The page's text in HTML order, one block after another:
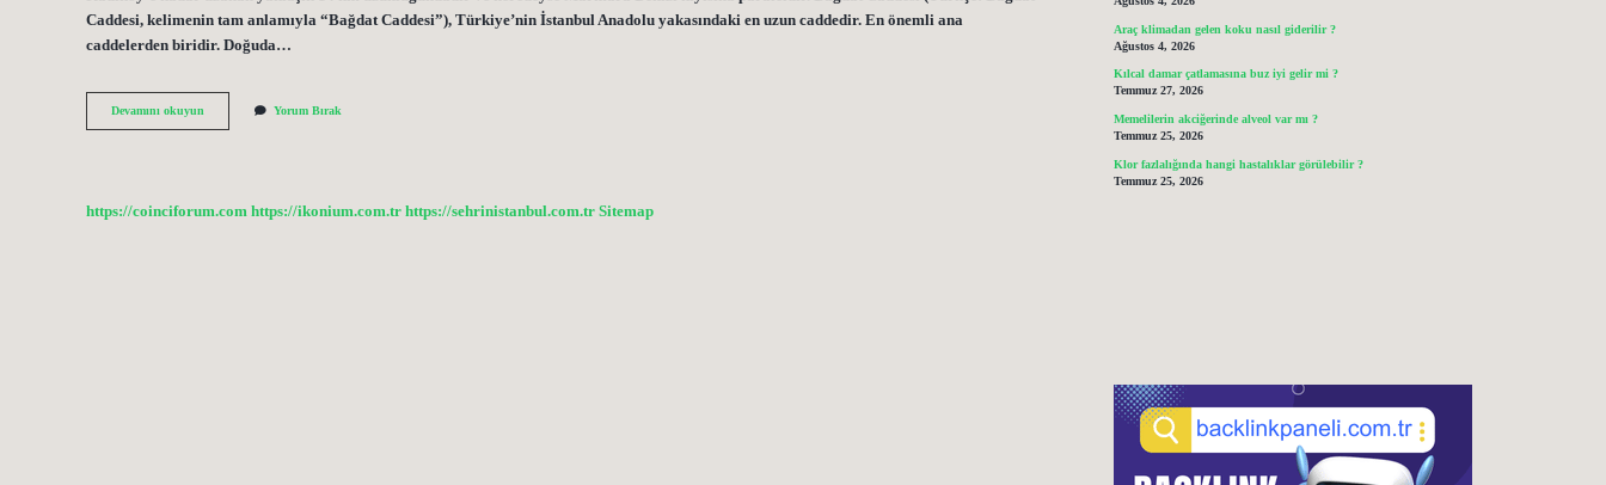
Caddesi, kelimenin tam anlamıyla “Bağdat Caddesi”), Türkiye’nin İstanbul Anadolu yakasındaki en uzun caddedir. En önemli ana
caddelerden biridir. Doğuda…
Devamını okuyun
Caddesi
Yorum Bırak
https://coinciforum.com https://ikonium.com.tr https://sehrinistanbul.com.tr Sitemap
Araç klimadan gelen koku nasıl giderilir ?
Ağustos 4, 2026
Kılcal damar çatlamasına buz iyi gelir mi ?
Temmuz 27, 2026
Memelilerin akciğerinde alveol var mı ?
Temmuz 25, 2026
Klor fazlalığında hangi hastalıklar görülebilir ?
Temmuz 25, 2026